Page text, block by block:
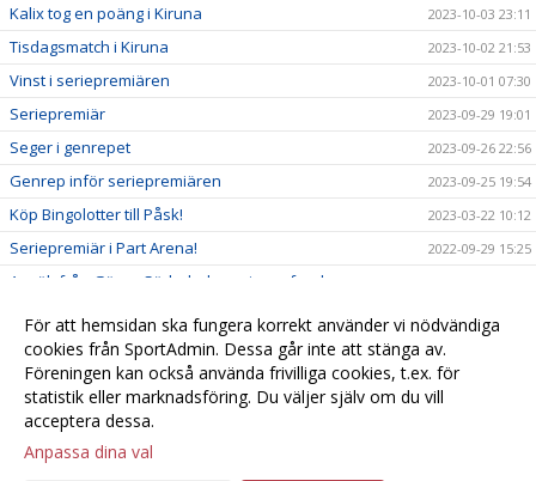
Kalix tog en poäng i Kiruna 2023-10-03 23:11
Tisdagsmatch i Kiruna 2023-10-02 21:53
Vinst i seriepremiären 2023-10-01 07:30
Seriepremiär 2023-09-29 19:01
Seger i genrepet 2023-09-26 22:56
Genrep inför seriepremiären 2023-09-25 19:54
Köp Bingolotter till Påsk! 2023-03-22 10:12
Seriepremiär i Part Arena! 2022-09-29 15:25
Ansök från Göran Söderholms minnesfond
Kvartsfinal i Part Arena! 2022-06-07 14:06
Semifinal! 2022-06-02 14:03
Välkommen till er nya hemsida! 2022-05-31 13:58
För att hemsidan ska fungera korrekt använder vi nödvändiga
cookies från SportAdmin. Dessa går inte att stänga av.
Föreningen kan också använda frivilliga cookies, t.ex. för
statistik eller marknadsföring. Du väljer själv om du vill
acceptera dessa.
Anpassa dina val